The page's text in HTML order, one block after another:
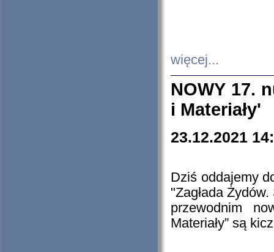
więcej...
NOWY 17.
i Materiały'
23.12.2021
Dziś oddajemy
"Zagłada
przewodnim
Materiały” są